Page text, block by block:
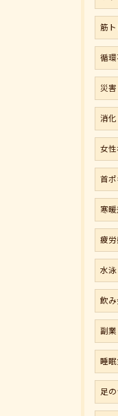
筋ト
循環
災害
消化
女
首ポ
寒
疲
水泳
飲み
副業
睡
足の